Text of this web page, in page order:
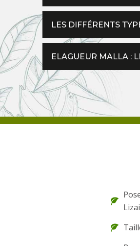
LES DIFFÉRENTS
ELAGUEUR MALLA :